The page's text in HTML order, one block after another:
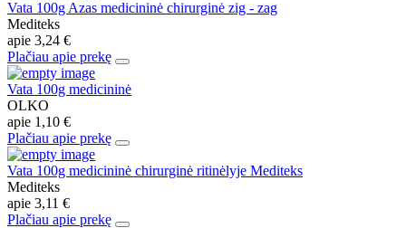
Vata 100g Azas medicininė chirurginė zig - zag
Mediteks
apie 3,24 €
Plačiau apie prekę
Vata 100g medicininė
OLKO
apie 1,10 €
Plačiau apie prekę
Vata 100g medicininė chirurginė ritinėlyje Mediteks
Mediteks
apie 3,11 €
Plačiau apie prekę